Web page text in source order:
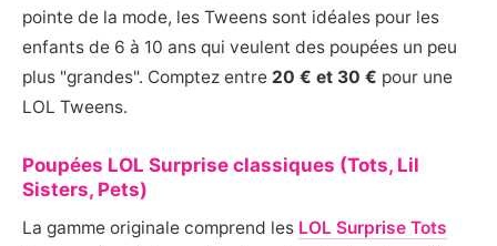
pointe de la mode, les Tweens sont idéales pour les
enfants de 6 à 10 ans qui veulent des poupées un peu
plus "grandes". Comptez entre 20 € et 30 € pour une
LOL Tweens.
Poupées LOL Surprise classiques (Tots, Lil
Sisters, Pets)
La gamme originale comprend les LOL Surprise Tots